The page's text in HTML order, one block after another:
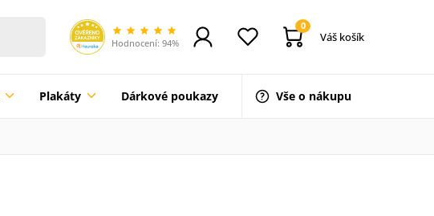
Hodnocení: 94%
0
Váš košík
Plakáty Dárkové poukazy Vše o nákupu